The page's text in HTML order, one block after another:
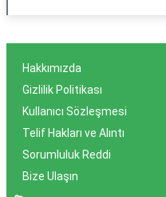
Hakkımızda
Gizlilik Politikası
Kullanıcı Sözleşmesi
Telif Hakları ve Alıntı
Sorumluluk Reddi
Bize Ulaşın